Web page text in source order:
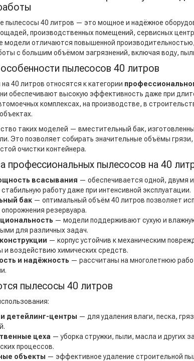
пылесосы 40 литров — это мощное и надёжное
производственных помещений, сервисных
модели отличаются повышенной
с большим объёмом загрязнений, включая воду,
пылесосов 40 литров
40 литров относятся к категории
обеспечивают высокую эффективность даже при
комплексах, на производстве, в
таких моделей — вместительный бак,
Это позволяет собирать значительные объёмы
очистки контейнера.
профессиональных пылесосов на 40
всасывания — обеспечивается одной, двумя
стабильную работу даже при интенсивной эксплуатации.
бак — оптимальный объём 40 литров позволяет
опорожнения резервуара.
— модели поддерживают сухую и
для различных задач.
— корпус устойчив к механическим
и воздействию химических средств.
и надёжность — рассчитаны на многолетнюю
пылесосы 40 литров
детейлинг-центры — для удаления влаги, песка,
цеха — уборка стружки, пыли, масла и других
процессов.
объекты — эффективное удаление строительной